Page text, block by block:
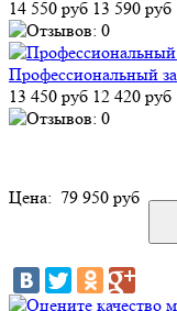
14 550 руб 13 590 руб
Профессиональный
13 450 руб 12 420 руб
Цена: 79 950 руб